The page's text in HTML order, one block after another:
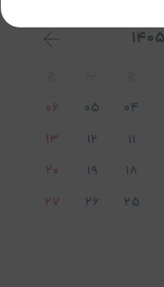
04
05
06
11
12
13
18
19
20
25
26
27